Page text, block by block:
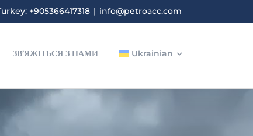
+905366417318 | info@petroacc.com
ЗВ’ЯЖІТЬСЯ З НАМИ Ukrainian